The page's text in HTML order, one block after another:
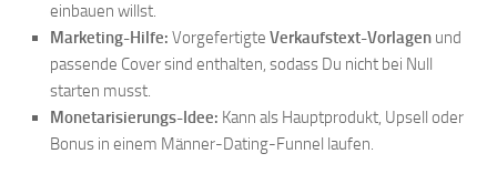
einbauen willst.
Marketing-Hilfe: Vorgefertigte Verkaufstext-Vorlagen und
passende Cover sind enthalten, sodass Du nicht bei Null
starten musst.
Monetarisierungs-Idee: Kann als Hauptprodukt, Upsell oder
Bonus in einem Männer-Dating-Funnel laufen.